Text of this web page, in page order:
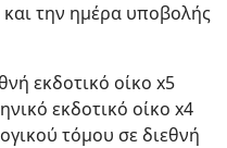
την ημέρα υποβολής
εκδοτικό οίκο x5
εκδοτικό οίκο x4
τόμου σε διεθνή